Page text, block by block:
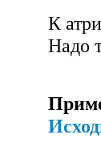
К
Надо